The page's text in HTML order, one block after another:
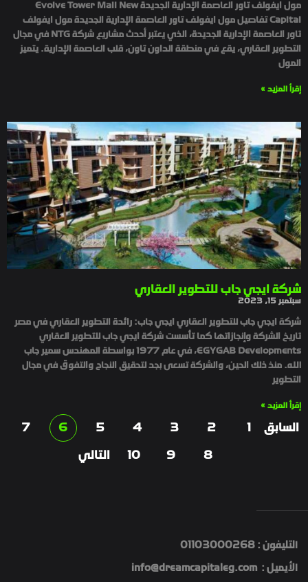
مول ايفولف تاور العاصمة الإدارية الجديدة Evolve Tower Mall New
Capital تفاصيل مول ايفولف تاور العاصمة الإدارية الجديدة مول ايفولف
تاور العاصمة الإدارية الجديدة، الذي يعتبر أحدث مشاريع شركة NTG في مجال
التطوير العقاري، يقع في منطقة الداون تاون، قلب العاصمة الإدارية. يتميز
المول
إقرأ المزيد »
شركة ايجي جاب للتطوير العقاري
سبتمبر 15, 2023
شركة ايجي جاب للتطوير العقاري ايجي جاب: رائدة التطوير العقاري في مصر
تاريخ الشركة وإنجازاتها كما تأسست شركة ايجي جاب للتطوير العقاري
EGYGAB Developments، في عام 1977 بواسطة المهندس سمير جاب
الله. منذ ذلك الحين، والشركة تسعى بجد لتحقيق النجاح والتفوق في مجال
التطوير
إقرأ المزيد »
السابق 1
2
3
4
5
6
7
8
9
10 التالي
التليفون : 01103000268
الأيميل : info@dreamcapitaleg.com